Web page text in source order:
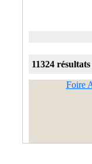
11324 résultats
Foire